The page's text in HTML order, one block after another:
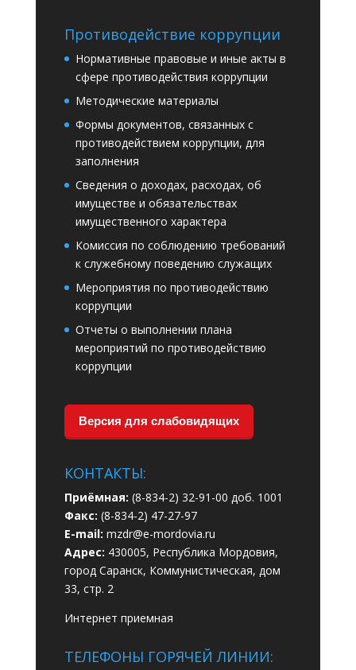
Противодействие коррупции
Нормативные правовые и иные акты в
сфере противодействия коррупции
Методические материалы
Формы документов, связанных с
противодействием коррупции, для
заполнения
Сведения о доходах, расходах, об
имуществе и обязательствах
имущественного характера
Комиссия по соблюдению требований
к служебному поведению служащих
Мероприятия по противодействию
коррупции
Отчеты о выполнении плана
мероприятий по противодействию
коррупции
Версия для слабовидящих
КОНТАКТЫ:
Приёмная: (8-834-2) 32-91-00 доб. 1001
Факс: (8-834-2) 47-27-97
E-mail: mzdr@e-mordovia.ru
Адрес: 430005, Республика Мордовия,
город Саранск, Коммунистическая, дом
33, стр. 2
Интернет приемная
ТЕЛЕФОНЫ ГОРЯЧЕЙ ЛИНИИ: